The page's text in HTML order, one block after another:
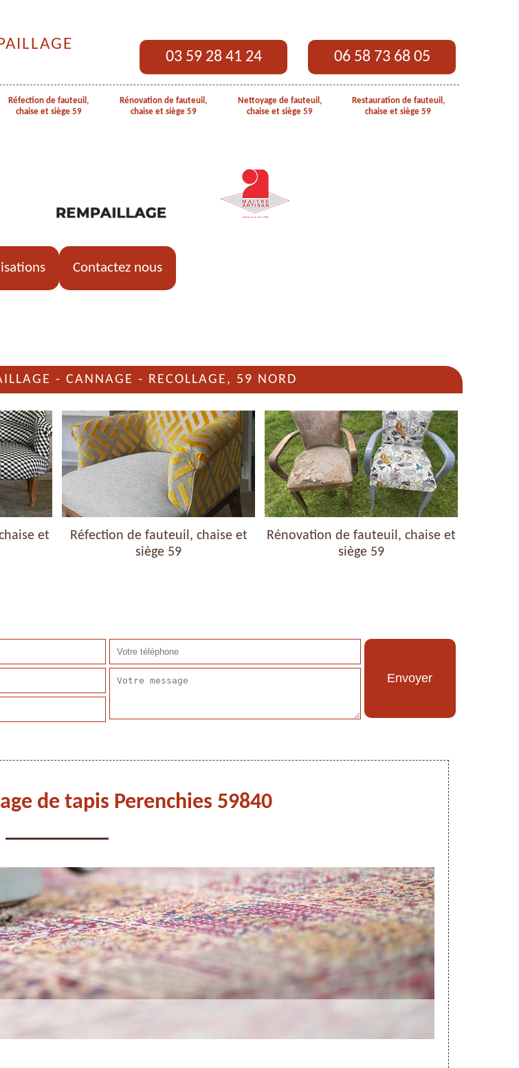
03 59 28 41 24 06 58 73 68 05
Réfection de fauteuil,
chaise et siège 59
Rénovation de fauteuil,
chaise et siège 59
Nettoyage de fauteuil,
chaise et siège 59
Restauration de fauteuil,
chaise et siège 59
Contactez nous
- CANNAGE - RECOLLAGE, 59 NORD
et
Réfection de fauteuil, chaise et
siège 59
Rénovation de fauteuil, chaise et
siège 59
de tapis Perenchies 59840